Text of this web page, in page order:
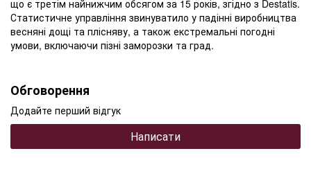
що є третім найнижчим обсягом за 15 років, згідно з Destatis.
Статистичне управління звинуватило у падінні виробництва
весняні дощі та плісняву, а також екстремальні погодні
умови, включаючи пізні заморозки та град.
Обговорення
Додайте перший відгук
Написати